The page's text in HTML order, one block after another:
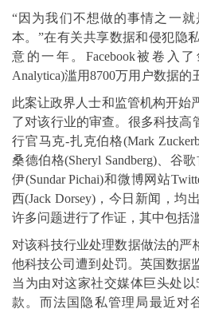
“因为我们不想做的事情之一
本。”在有关共享数据和侵犯隐
意的一年。Facebook被卷入了
Analytica)滥用8700万用户数据的
此案让政界人士和监管机构开始
了对该行业的审查。很多科技高
行官马克-扎克伯格(Mark
桑德伯格(Sheryl Sandberg)、谷
伊(Sundar Pichai)和微博网站
西(Jack Dorsey)，今日新闻，均
许多问题进行了作证，其中包括
对该科技行业处理数据做法的严
他科技公司遭到处罚。英国数据
当为由对这家社交媒体巨头处以
款。而法国隐私管理局最近对